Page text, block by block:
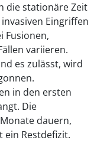
die stationäre Zeit
Eingriffen
Fusionen,
variieren.
es zulässt, wird
in den ersten
Die
dauern,
ein Restdefizit.